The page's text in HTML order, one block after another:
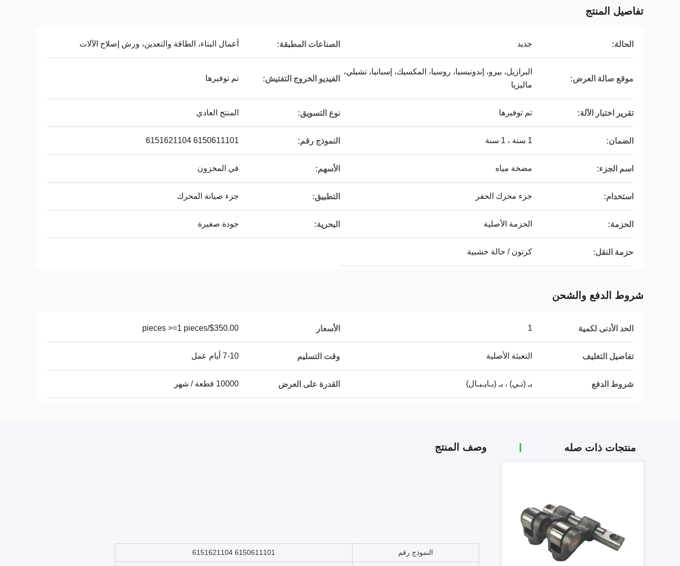
تفاصيل المنتج
الحالة: جديد الصناعات المطبقة: أعمال البناء، الطاقة والتعدين، ورش إصلاح الآلات
موقع صالة العرض:
البرازيل، بيرو، إندونيسيا، روسيا، المكسيك، إسبانيا، تشيلي،
ماليزيا
الفيديو الخروج التفتيش: تم توفيرها
تقرير اختبار الآلة: تم توفيرها نوع التسويق: المنتج العادي
الضمان: 1 سنة ، 1 سنة النموذج رقم: 6150611101 6151621104
اسم الجزء: مضخة مياه الأسهم: في المخزون
استخدام: جزء محرك الحفر التطبيق: جزء صيانة المحرك
الحزمة: الحزمة الأصلية البحرية: جودة صغيرة
حزمة النقل: كرتون / حالة خشبية
شروط الدفع والشحن
الحد الأدنى لكمية 1 الأسعار $350.00/pieces >=1 pieces
تفاصيل التغليف التعبئة الأصلية وقت التسليم 7-10 أيام عمل
شروط الدفع بـ (تـي) ، بـ (بـايـبـال) القدرة على العرض 10000 قطعة / شهر
منتجات ذات صله وصف المنتج
النموذج رقم 6150611101 6151621104